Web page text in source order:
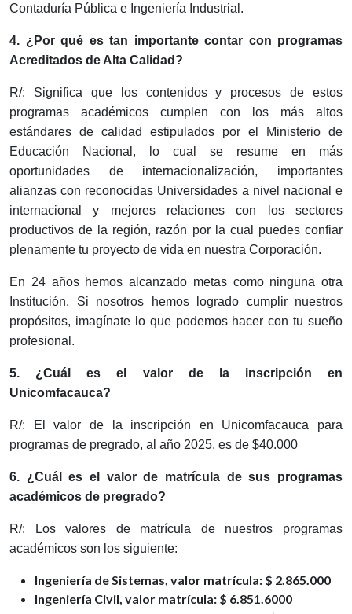
Contaduría Pública e Ingeniería Industrial.
4. ¿Por qué es tan importante contar con programas
Acreditados de Alta Calidad?
R/: Significa que los contenidos y procesos de estos
programas académicos cumplen con los más altos
estándares de calidad estipulados por el Ministerio de
Educación Nacional, lo cual se resume en más
oportunidades de internacionalización, importantes
alianzas con reconocidas Universidades a nivel nacional e
internacional y mejores relaciones con los sectores
productivos de la región, razón por la cual puedes confiar
plenamente tu proyecto de vida en nuestra Corporación.
En 24 años hemos alcanzado metas como ninguna otra
Institución. Si nosotros hemos logrado cumplir nuestros
propósitos, imagínate lo que podemos hacer con tu sueño
profesional.
5. ¿Cuál es el valor de la inscripción en
Unicomfacauca?
R/: El valor de la inscripción en Unicomfacauca para
programas de pregrado, al año 2025, es de $40.000
6. ¿Cuál es el valor de matrícula de sus programas
académicos de pregrado?
R/: Los valores de matrícula de nuestros programas
académicos son los siguiente:
Ingeniería de Sistemas, valor matrícula: $ 2.865.000
Ingeniería Civil, valor matrícula: $ 6.851.6000